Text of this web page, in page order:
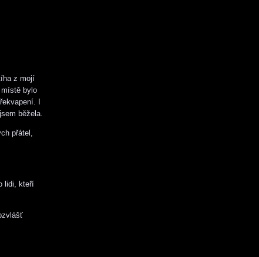
z mojí
bylo
I
běžela.
přátel,
lidi, kteří